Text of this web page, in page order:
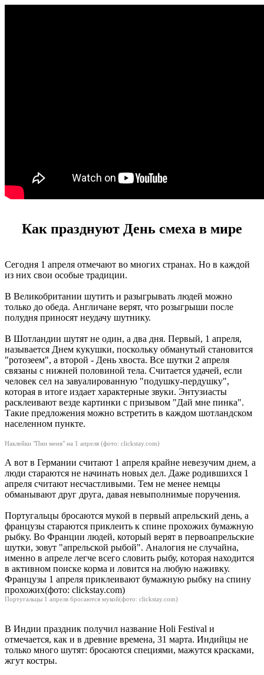
Как празднуют День смеха в мире
Сегодня 1 апреля отмечают во многих странах. Но в каждой
из них свои особые традиции.
В Великобритании шутить и разыгрывать людей можно
только до обеда. Англичане верят, что розыгрыши после
полудня приносят неудачу шутнику.
В Шотландии шутят не один, а два дня. Первый, 1 апреля,
называется Днем кукушки, поскольку обманутый становится
"ротозеем", а второй - День хвоста. Все шутки 2 апреля
связаны с нижней половиной тела. Считается удачей, если
человек сел на завуалированную "подушку-пердушку",
которая в итоге издает характерные звуки. Энтузиасты
расклеивают везде картинки с призывом "Дай мне пинка".
Такие предложения можно встретить в каждом шотландском
населенном пункте.
Наклейки "Пни меня" на 1 апреля (фото: clickstay.com)
А вот в Германии считают 1 апреля крайне невезучим днем, а
люди стараются не начинать новых дел. Даже родившихся 1
апреля считают несчастливыми. Тем не менее немцы
обманывают друг друга, давая невыполнимые поручения.
Португальцы бросаются мукой в первый апрельский день, а
французы стараются приклеить к спине прохожих бумажную
рыбку. Во Франции людей, который верят в первоапрельские
шутки, зовут "апрельской рыбой". Аналогия не случайна,
именно в апреле легче всего словить рыбу, которая находится
в активном поиске корма и ловится на любую наживку.
Французы 1 апреля приклеивают бумажную рыбку на спину
прохожих(фото: clickstay.com)
Португальцы 1 апреля бросаются мукой(фото: clickstay.com)
В Индии праздник получил название Holi Festival и
отмечается, как и в древние времена, 31 марта. Индийцы не
только много шутят: бросаются специями, мажутся красками,
жгут костры.